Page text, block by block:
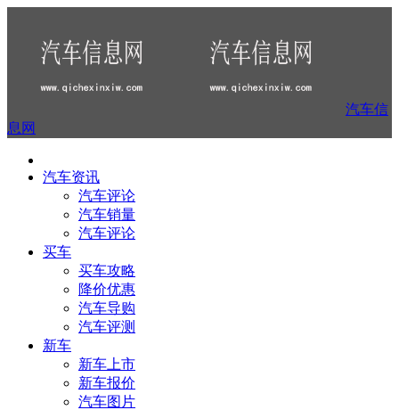
汽车信
息网
汽车资讯
汽车评论
汽车销量
汽车评论
买车
买车攻略
降价优惠
汽车导购
汽车评测
新车
新车上市
新车报价
汽车图片